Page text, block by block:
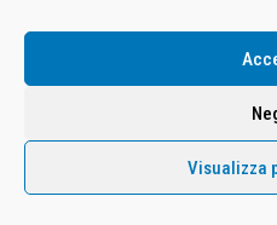
Visualizza